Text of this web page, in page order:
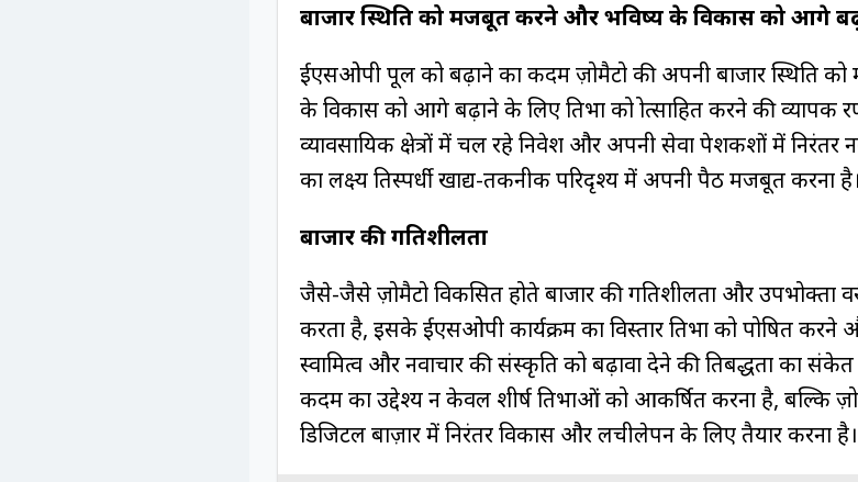
बाजार स्थिति को मजबूत करने और भविष्य के विकास को आगे
ईएसओपी पूल को बढ़ाने का कदम ज़ोमैटो की अपनी बाजार स्थिति
के विकास को आगे बढ़ाने के लिए प्रतिभा को प्रोत्साहित करने की
व्यावसायिक क्षेत्रों में चल रहे निवेश और अपनी सेवा पेशकशों में निरंतर
का लक्ष्य प्रतिस्पर्धी खाद्य-तकनीक परिदृश्य में अपनी पैठ मजबूत करना है।
बाजार की गतिशीलता
जैसे-जैसे ज़ोमैटो विकसित होते बाजार की गतिशीलता और उपभोक्ता
करता है, इसके ईएसओपी कार्यक्रम का विस्तार प्रतिभा को पोषित
स्वामित्व और नवाचार की संस्कृति को बढ़ावा देने की प्रतिबद्धता का
कदम का उद्देश्य न केवल शीर्ष प्रतिभाओं को आकर्षित करना है, बल्कि
डिजिटल बाज़ार में निरंतर विकास और लचीलेपन के लिए तैयार करना है।